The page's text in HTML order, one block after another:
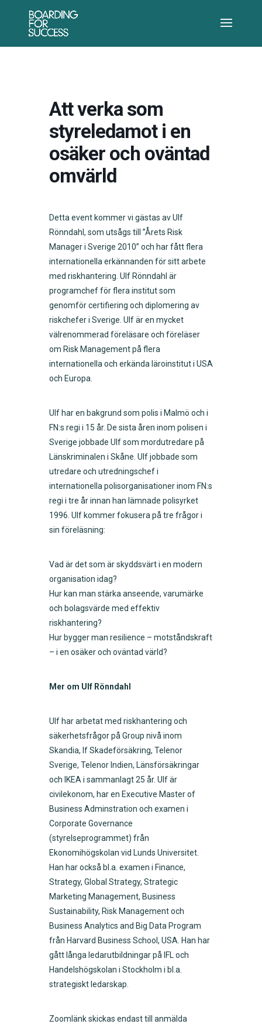
Att verka som
styreledamot i en
osäker och oväntad
omvärld
Detta event kommer vi gästas av Ulf
Rönndahl, som utsågs till ”Årets Risk
Manager i Sverige 2010” och har fått flera
internationella erkännanden för sitt arbete
med riskhantering. Ulf Rönndahl är
programchef för flera institut som
genomför certifiering och diplomering av
riskchefer i Sverige. Ulf är en mycket
välrenommerad föreläsare och föreläser
om Risk Management på flera
internationella och erkända läroinstitut i USA
och Europa.
Ulf har en bakgrund som polis i Malmö och i
FN:s regi i 15 år. De sista åren inom polisen i
Sverige jobbade Ulf som mordutredare på
Länskriminalen i Skåne. Ulf jobbade som
utredare och utredningschef i
internationella polisorganisationer inom FN:s
regi i tre år innan han lämnade polisyrket
1996. Ulf kommer fokusera på tre frågor i
sin föreläsning:
Vad är det som är skyddsvärt i en modern
organisation idag?
Hur kan man stärka anseende, varumärke
och bolagsvärde med effektiv
riskhantering?
Hur bygger man resilience – motståndskraft
– i en osäker och oväntad värld?
Mer om Ulf Rönndahl
Ulf har arbetat med riskhantering och
säkerhetsfrågor på Group nivå inom
Skandia, If Skadeförsäkring, Telenor
Sverige, Telenor Indien, Länsförsäkringar
och IKEA i sammanlagt 25 år. Ulf är
civilekonom, har en Executive Master of
Business Adminstration och examen i
Corporate Governance
(styrelseprogrammet) från
Ekonomihögskolan vid Lunds Universitet.
Han har också bl.a. examen i Finance,
Strategy, Global Strategy, Strategic
Marketing Management, Business
Sustainability, Risk Management och
Business Analytics and Big Data Program
från Harvard Business School, USA. Han har
gått långa ledarutbildningar på IFL och
Handelshögskolan i Stockholm i bl.a.
strategiskt ledarskap.
Zoomlänk skickas endast till anmälda